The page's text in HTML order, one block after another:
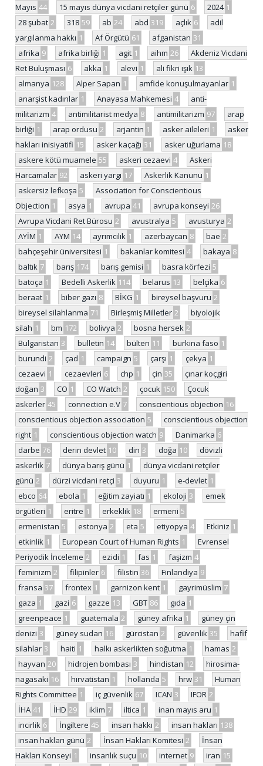
Mayıs 44 15 mayıs dünya vicdani retçiler günü 6 2024 1
28 şubat 2 318 59 ab 24 abd 319 açlık 6
adil
yargılanma hakkı 1 Af Örgütü 61 afganistan 31
afrika 9 afrika birliği 1 agit 1 aihm 26
Akdeniz Vicdani
Ret Buluşması 6 akka 1 alevi 1 ali fikri ışık 13
almanya 128 Alper Sapan 1 amfide konuşulmayanlar 1
anarşist kadınlar 1 Anayasa Mahkemesi 4
anti-
militarizm 4 antimilitarist medya 8 antimilitarizm 97
arap
birliği 1 arap ordusu 2 arjantin 1 asker aileleri 1
asker
hakları inisiyatifi 15 asker kaçağı 31 asker uğurlama 18
askere kötü muamele 55 askeri cezaevi 4
Askeri
Harcamalar 92 askeri yargı 17 Askerlik Kanunu 1
askersiz lefkoşa 5
Association for Conscientious
Objection 1 asya 1 avrupa 41 avrupa konseyi 26
Avrupa Vicdani Ret Bürosu 2 avustralya 5 avusturya 2
AYİM 1 AYM 14 ayrımcılık 1 azerbaycan 8 bae 2
bahçeşehir üniversitesi 1 bakanlar komitesi 4 bakaya 8
baltık 7 barış 174 barış gemisi 1 basra körfezi 5
batoça 1 Bedelli Askerlik 114 belarus 13 belçika 6
beraat 1 biber gazı 8 BİKG 1 bireysel başvuru 2
bireysel silahlanma 71 Birleşmiş Milletler 2
biyolojik
silah 1 bm 172 bolivya 2 bosna hersek 2
Bulgaristan 3 bulletin 14 bülten 11 burkina faso 1
burundi 2 çad 1 campaign 5 çarşı 1 çekya 1
cezaevi 1 cezaevleri 6 chp 1 çin 35
çınar koçgiri
doğan 3 CO 1 CO Watch 2 çocuk 150
Çocuk
askerler 45 connection e.V 7 conscientious objection 16
conscientious objection association 5
conscientious objection
right 1 conscientious objection watch 9 Danimarka 6
darbe 76 derin devlet 10 din 3 doğa 10
dövizli
askerlik 7 dünya barış günü 1
dünya vicdani retçiler
günü 2 dürzi vicdani retçi 3 duyuru 1 e-devlet 1
ebco 64 ebola 1 eğitim zayiatı 1 ekoloji 3
emek
örgütleri 1 eritre 1 erkeklik 18 ermeni 5
ermenistan 5 estonya 2 eta 5 etiyopya 4 Etkiniz 1
etkinlik 1 European Court of Human Rights 1
Evrensel
Periyodik İnceleme 2 ezidi 1 fas 1 faşizm 4
feminizm 2 filipinler 6 filistin 36 Finlandiya 9
fransa 37 frontex 1 garnizon kent 1 gayrimüslim 7
gaza 1 gazi 6 gazze 13 GBT 86 gıda 1
greenpeace 1 guatemala 2 güney afrika 1
güney çin
denizi 3 güney sudan 16 gürcistan 2 güvenlik 35
hafif
silahlar 3 haiti 1 halkı askerlikten soğutma 1 hamas 2
hayvan 20 hidrojen bombası 3 hindistan 12
hirosima-
nagasaki 16 hırvatistan 1 hollanda 5 hrw 31
Human
Rights Committee 1 iç güvenlik 67 ICAN 3 IFOR 2
İHA 41 İHD 29 iklim 7 iltica 1 inan mayıs aru 1
incirlik 6 İngiltere 45 insan hakkı 2 insan hakları 138
insan hakları günü 2 İnsan Hakları Komitesi 2
İnsan
Hakları Konseyi 1 insanlık suçu 10 internet 9 iran 15